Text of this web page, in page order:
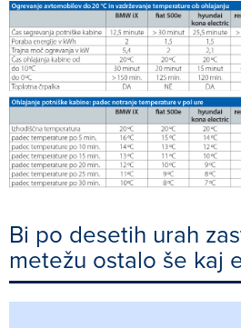
Bi po desetih urah
metežu ostalo še kaj